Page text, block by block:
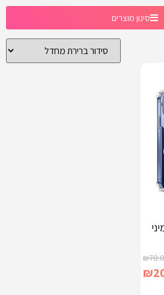
סינון מוצרים
לאייפון 12 מיני
₪
₪